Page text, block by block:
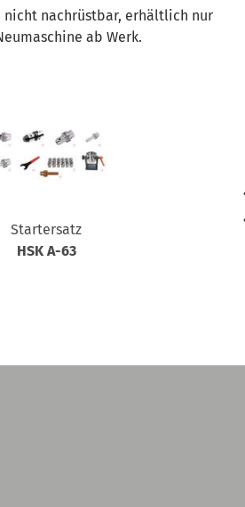
nicht nachrüstbar, erhältlich nur
ab Werk.
Startersatz
HSK A-63